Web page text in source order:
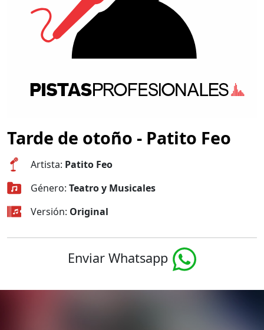
Tarde de otoño - Patito Feo
Artista: Patito Feo
Género: Teatro y Musicales
Versión: Original
Enviar Whatsapp